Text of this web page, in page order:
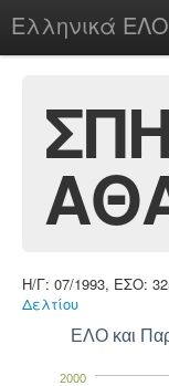
Ελληνικά ΕΛΟ
chesstu.be @ discord
Login
Η/Γ: 07/1993, ΕΣΟ:
Δελτίου
ΕΛΟ και
2000